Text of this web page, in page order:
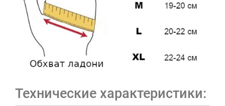
Технические характеристики: